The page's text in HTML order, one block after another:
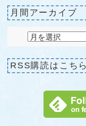
月間アーカイブ
RSS購読はこちら